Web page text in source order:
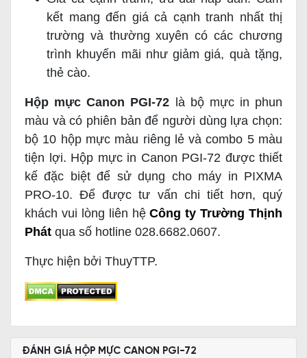
kết mang đến giá cả cạnh tranh nhất thị
trường và thường xuyên có các chương
trình khuyến mãi như giảm giá, quà tặng,
thẻ cào.
Hộp mực Canon PGI-72 là bộ mực in phun
màu và có phiên bản để người dùng lựa chọn:
bộ 10 hộp mực màu riêng lẻ và combo 5 màu
tiện lợi. Hộp mực in Canon PGI-72 được thiết
kế đặc biệt để sử dụng cho máy in PIXMA
PRO-10. Để được tư vấn chi tiết hơn, quý
khách vui lòng liên hệCông ty Trường Thịnh
Phát qua số hotline 028.6682.0607.
Thực hiện bởi ThuyTTP.
ĐÁNH GIÁ HỘP MỰC CANON PGI-72